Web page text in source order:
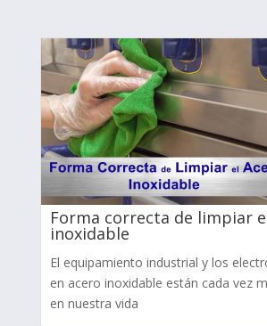
Forma correcta de limpiar
inoxidable
El equipamiento industrial y los
en acero inoxidable están cada vez
en nuestra vida